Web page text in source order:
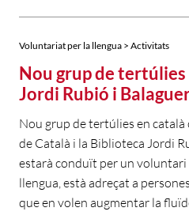
Voluntariat per la llengua > Activitats
Nou grup de
Jordi Rubió i
Nou grup de tertúlies en
de Català i la Biblioteca Jordi
estarà conduït per un
llengua, està adreçat a
que en volen augmentar la